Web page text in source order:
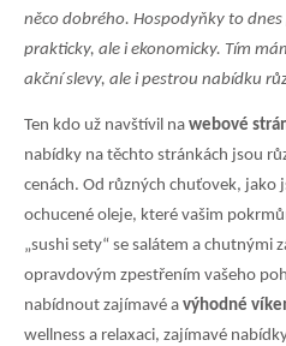
něco dobrého. Hospodyňky to
prakticky, ale i ekonomicky. Tím
akční slevy, ale i pestrou nabídku
Ten kdo už navštívil na webové
nabídky na těchto stránkách jsou
cenách. Od různých chuťovek, jako
ochucené oleje, které vašim
„sushi sety“ se salátem a chutnými
opravdovým zpestřením vašeho
nabídnout zajímavé a výhodné
wellness a relaxaci, zajímavé